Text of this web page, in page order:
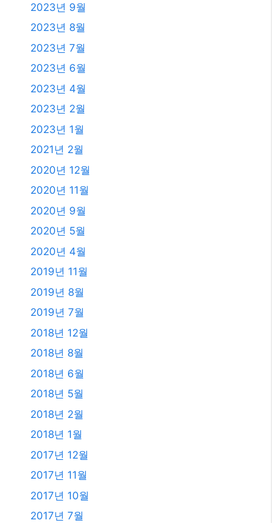
2023년 9월
2023년 8월
2023년 7월
2023년 6월
2023년 4월
2023년 2월
2023년 1월
2021년 2월
2020년 12월
2020년 11월
2020년 9월
2020년 5월
2020년 4월
2019년 11월
2019년 8월
2019년 7월
2018년 12월
2018년 8월
2018년 6월
2018년 5월
2018년 2월
2018년 1월
2017년 12월
2017년 11월
2017년 10월
2017년 7월